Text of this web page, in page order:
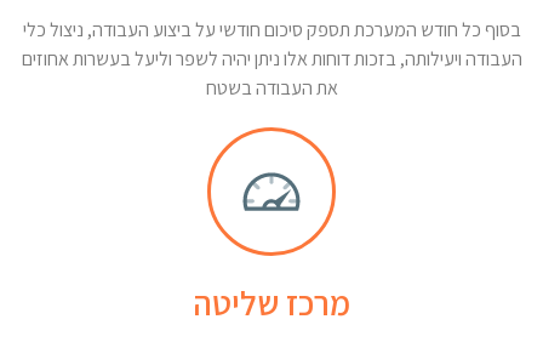
בסוף כל חודש המערכת תספק סיכום חודשי על ביצוע העבודה, ניצול כלי
העבודה ויעילותה, בזכות דוחות אלו ניתן יהיה לשפר וליעל בעשרות אחוזים
את העבודה בשטח
מרכז שליטה